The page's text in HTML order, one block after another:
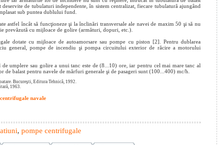
de tubulaturi independente, în sistem centralizat, fiecare tubulatură ajungând
sub puntea dublului fund.
astfel încât să funcţioneze şi la înclinări transversale ale navei de maxim 50 şi să nu
prevăzută cu mijloace de golire (armături, dopuri, etc.).
dotate cu mijloace de autoamorsare sau pompe cu piston [2]. Pentru dublarea
general, pompe de incendiu şi pompa circuitului exterior de răcire a motorului
umplere sau golire a unui tanc este de (8...10) ore, iar pentru cel mai mare tanc al
balast pentru navele de mărfuri generale şi de pasageri sunt (100...400) mc/h.
Bucureşti, Editura Tehnică, 1992.
1963.
navale
, pompe centrifugale